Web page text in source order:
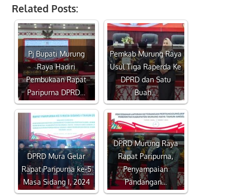
Related Posts:
Pj Bupati Murung
Raya Hadiri
Pembukaan Rapat
Paripurna DPRD…
Pemkab Murung Raya
Usul Tiga Raperda Ke
DPRD dan Satu
Buah…
DPRD Mura Gelar
Rapat Paripurna ke-5
Masa Sidang I, 2024
DPRD Murung Raya
Rapat Paripurna,
Penyampaian
Pandangan…